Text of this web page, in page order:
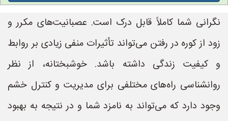
نگرانی شما کاملاً قابل درک است. عصبانیت‌های مکرر و
زود از کوره در رفتن می‌تواند تأثیرات منفی زیادی بر روابط
و کیفیت زندگی داشته باشد. خوشبختانه، از نظر
روانشناسی راه‌های مختلفی برای مدیریت و کنترل خشم
وجود دارد که می‌تواند به نامزد شما و در نتیجه به بهبود